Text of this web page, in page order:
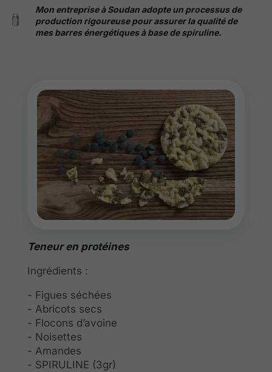
Mon entreprise à Soudan adopte un processus de
production rigoureuse pour assurer la qualité de
mes barres énergétiques à base de spiruline.
Teneur en protéines
Ingrédients :
- Figues séchées
- Abricots secs
- Flocons d’avoine
- Noisettes
- Amandes
- SPIRULINE (3gr)